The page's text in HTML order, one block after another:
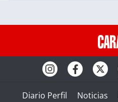
Diario Perfil Noticias